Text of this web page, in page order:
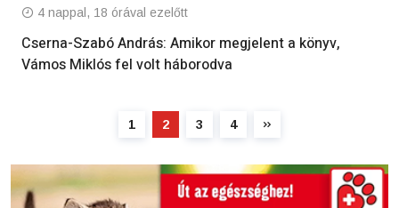
4 nappal, 18 órával ezelőtt
Cserna-Szabó András: Amikor megjelent a könyv,
Vámos Miklós fel volt háborodva
1 2 3 4